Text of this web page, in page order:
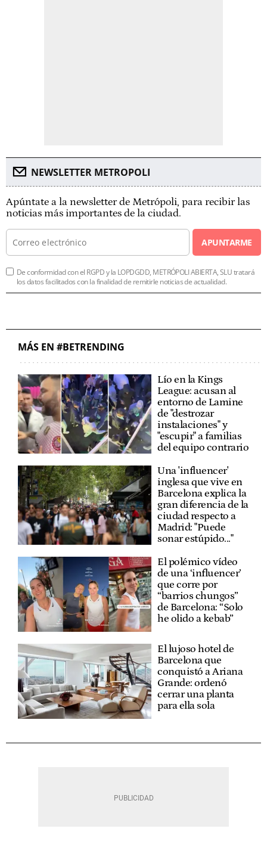
NEWSLETTER METROPOLI
Apúntate a la newsletter de Metrópoli, para recibir las
noticias más importantes de la ciudad.
APUNTARME
De conformidad con el RGPD y la LOPDGDD, METRÓPOLI ABIERTA, SLU tratará
los datos facilitados con la finalidad de remitirle noticias de actualidad.
MÁS EN #BETRENDING
Lío en la Kings
League: acusan al
entorno de Lamine
de "destrozar
instalaciones" y
"escupir" a familias
del equipo contrario
Una 'influencer'
inglesa que vive en
Barcelona explica la
gran diferencia de la
ciudad respecto a
Madrid: "Puede
sonar estúpido..."
El polémico vídeo
de una ‘influencer’
que corre por
“barrios chungos”
de Barcelona: “Solo
he olido a kebab”
El lujoso hotel de
Barcelona que
conquistó a Ariana
Grande: ordenó
cerrar una planta
para ella sola